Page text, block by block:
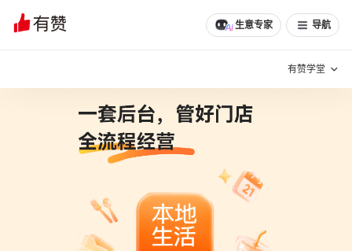
生意专家 导航
有赞学堂
增长方法
有赞专家说
新零售最佳实践